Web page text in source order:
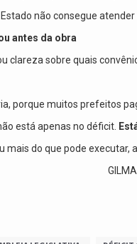
não consegue
antes da obra
clareza sobre quais
porque muitos prefeitos
está apenas no déficit.
mais do que pode executar,